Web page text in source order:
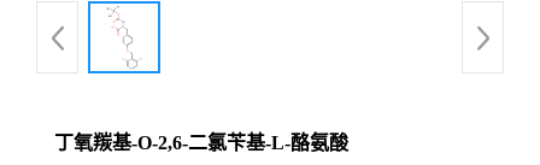
态
丁氧羰基-O-2,6-二氯苄基-L-酪氨酸